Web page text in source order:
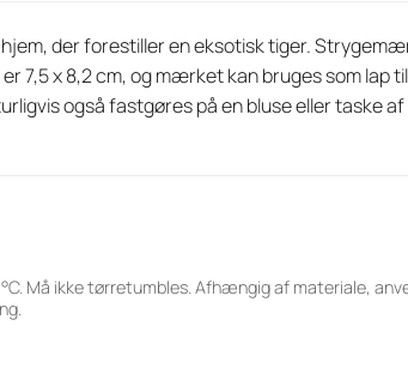
der forestiller en eksotisk tiger.
7,5 x 8,2 cm, og mærket kan bruges som
også fastgøres på en bluse eller taske
Må ikke tørretumbles. Afhængig af materiale,